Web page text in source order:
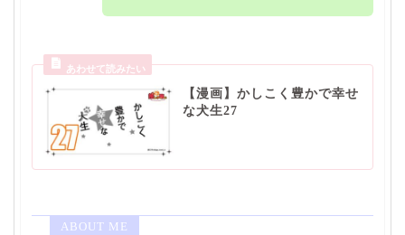
【漫画】かしこく豊かで幸せ
な犬生27
ABOUT ME